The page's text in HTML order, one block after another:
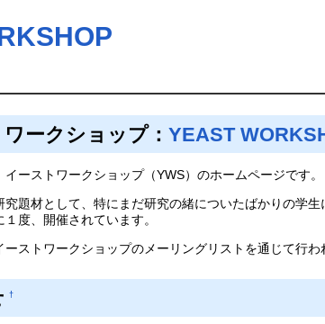
ークショップ：YEAST
イーストワークショップ（YWS）のホームページです。
究題材として、特にまだ研究の緒についたばかりの学
度、開催されています。
ーストワークショップのメーリングリストを通じて行
†